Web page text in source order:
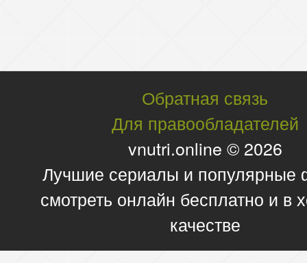
Обратная связь
Для правообладателей
vnutri.online © 2026
Лучшие сериалы и
смотреть онлайн бесплатно и в
качестве